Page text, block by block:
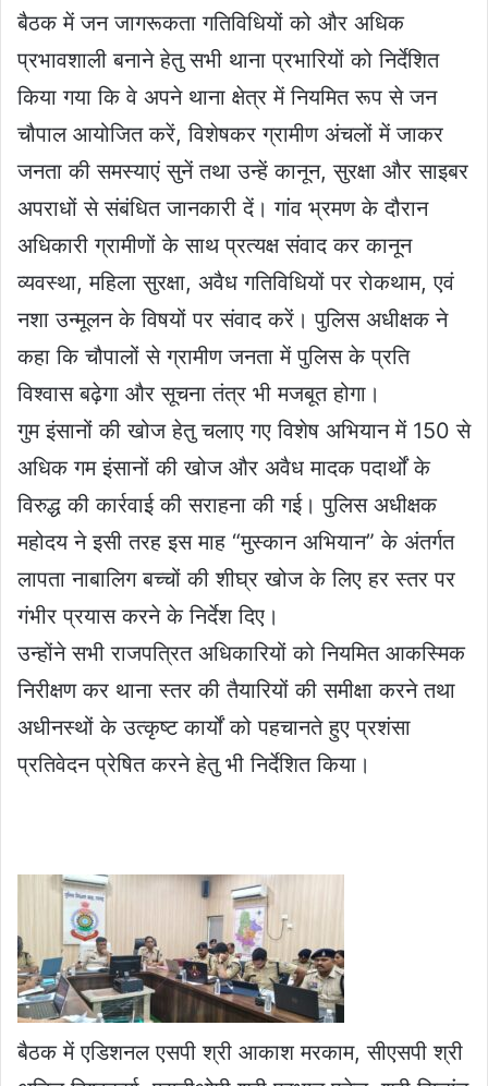
बैठक में जन जागरूकता गतिविधियों को और अधिक
प्रभावशाली बनाने हेतु सभी थाना प्रभारियों को निर्देशित
किया गया कि वे अपने थाना क्षेत्र में नियमित रूप से जन
चौपाल आयोजित करें, विशेषकर ग्रामीण अंचलों में जाकर
जनता की समस्याएं सुनें तथा उन्हें कानून, सुरक्षा और साइबर
अपराधों से संबंधित जानकारी दें। गांव भ्रमण के दौरान
अधिकारी ग्रामीणों के साथ प्रत्यक्ष संवाद कर कानून
व्यवस्था, महिला सुरक्षा, अवैध गतिविधियों पर रोकथाम, एवं
नशा उन्मूलन के विषयों पर संवाद करें। पुलिस अधीक्षक ने
कहा कि चौपालों से ग्रामीण जनता में पुलिस के प्रति
विश्वास बढ़ेगा और सूचना तंत्र भी मजबूत होगा।
गुम इंसानों की खोज हेतु चलाए गए विशेष अभियान में 150 से
अधिक गम इंसानों की खोज और अवैध मादक पदार्थों के
विरुद्ध की कार्रवाई की सराहना की गई। पुलिस अधीक्षक
महोदय ने इसी तरह इस माह “मुस्कान अभियान” के अंतर्गत
लापता नाबालिग बच्चों की शीघ्र खोज के लिए हर स्तर पर
गंभीर प्रयास करने के निर्देश दिए।
उन्होंने सभी राजपत्रित अधिकारियों को नियमित आकस्मिक
निरीक्षण कर थाना स्तर की तैयारियों की समीक्षा करने तथा
अधीनस्थों के उत्कृष्ट कार्यों को पहचानते हुए प्रशंसा
प्रतिवेदन प्रेषित करने हेतु भी निर्देशित किया।
बैठक में एडिशनल एसपी श्री आकाश मरकाम, सीएसपी श्री